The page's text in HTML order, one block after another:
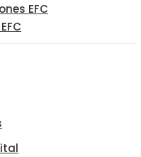
EFC